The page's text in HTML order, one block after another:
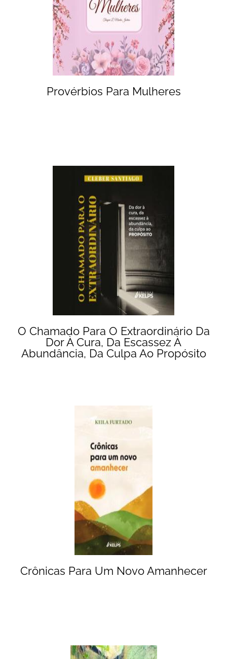
Provérbios Para Mulheres
O Chamado Para O Extraordinário Da
Dor À Cura, Da Escassez À
Abundância, Da Culpa Ao Propósito
Crônicas Para Um Novo Amanhecer